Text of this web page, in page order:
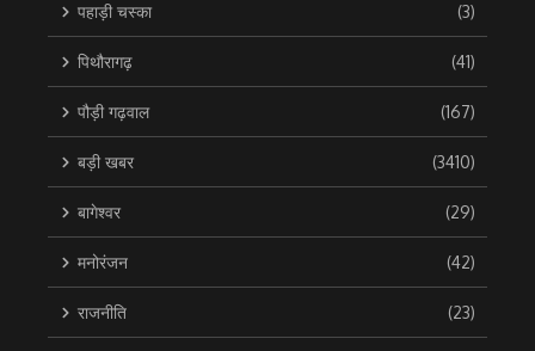
पहाड़ी चस्का (3)
पिथौरागढ़ (41)
पौड़ी गढ़वाल (167)
बड़ी खबर (3410)
बागेश्वर (29)
मनोरंजन (42)
राजनीति (23)